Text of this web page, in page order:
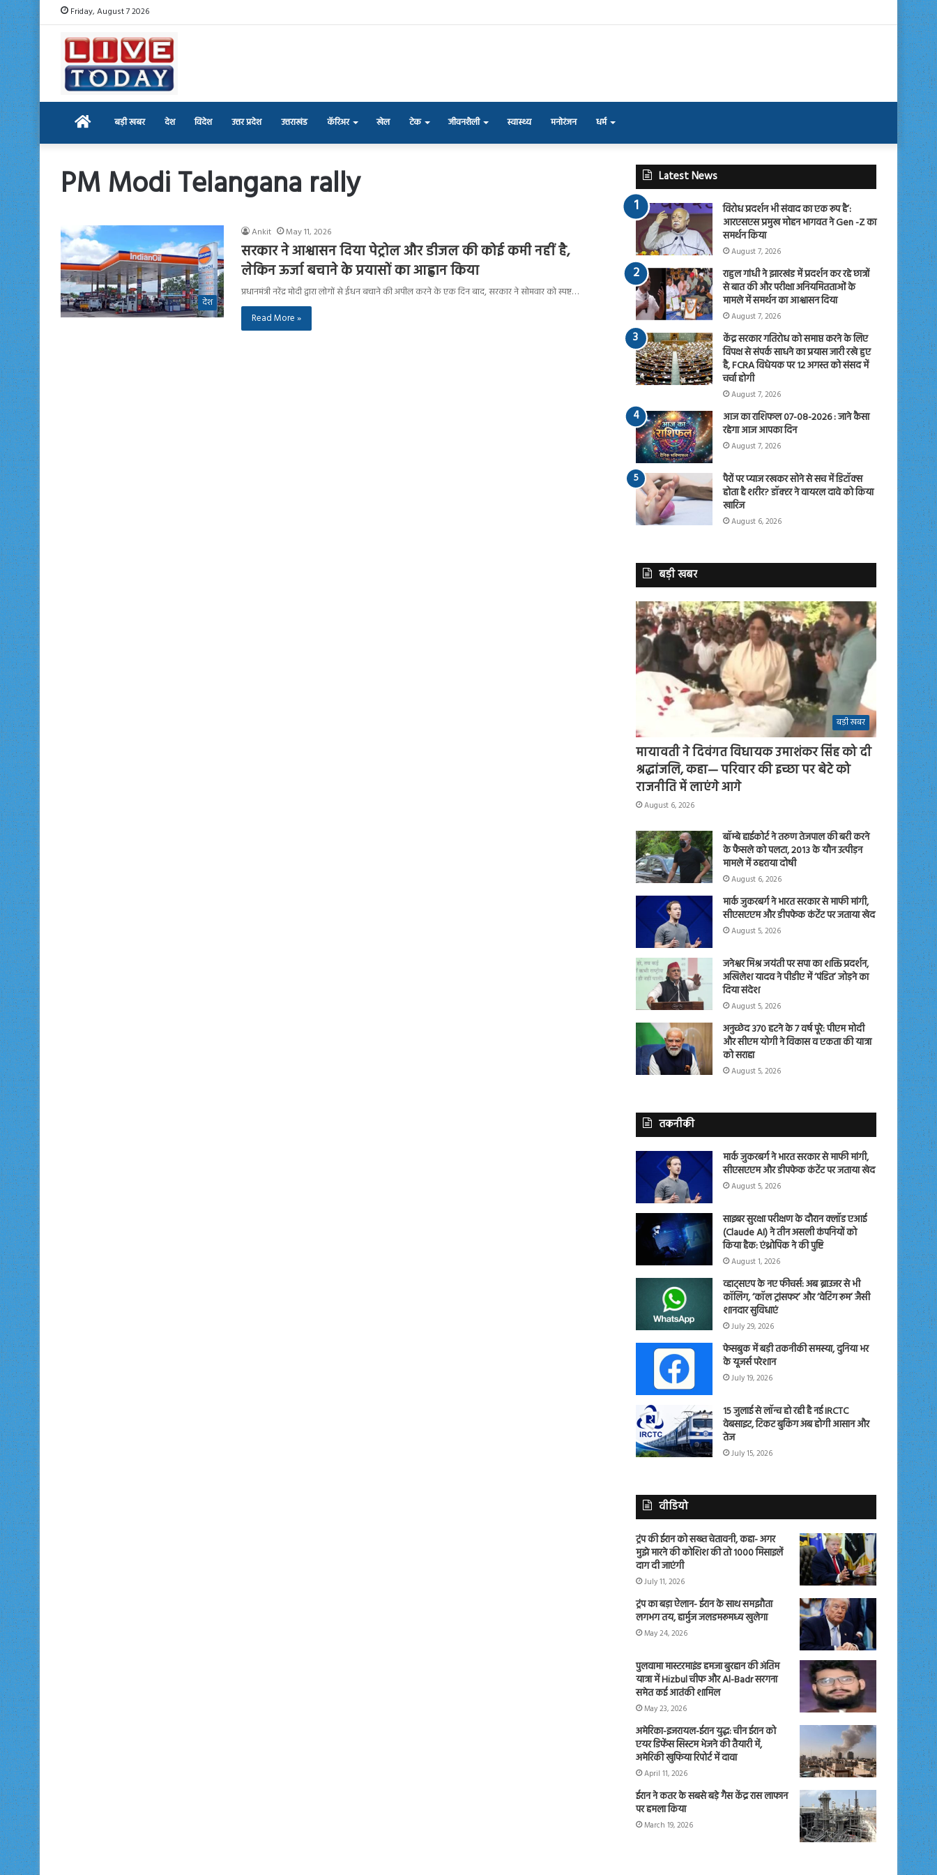
Friday, August 7 2026
Home बड़ी खबर देश विदेश उत्तर प्रदेश उत्तराखंड कॅरिअर खेल टेक जीवनशैली स्वास्थ्य मनोरंजन धर्म
PM Modi Telangana rally
देश
Ankit May 11, 2026
सरकार ने आश्वासन दिया पेट्रोल और डीजल की कोई कमी नहीं है,
लेकिन ऊर्जा बचाने के प्रयासों का आह्वान किया
प्रधानमंत्री नरेंद्र मोदी द्वारा लोगों से ईंधन बचाने की अपील करने के एक दिन बाद, सरकार ने सोमवार को स्पष्ट…
Read More »
Latest News
विरोध प्रदर्शन भी संवाद का एक रूप है’:
आरएसएस प्रमुख मोहन भागवत ने Gen -Z का
समर्थन किया
August 7, 2026
राहुल गांधी ने झारखंड में प्रदर्शन कर रहे छात्रों
से बात की और परीक्षा अनियमितताओं के
मामले में समर्थन का आश्वासन दिया
August 7, 2026
केंद्र सरकार गतिरोध को समाप्त करने के लिए
विपक्ष से संपर्क साधने का प्रयास जारी रखे हुए
है, FCRA विधेयक पर 12 अगस्त को संसद में
चर्चा होगी
August 7, 2026
आज का राशिफल 07-08-2026 : जाने कैसा
रहेगा आज आपका दिन
August 7, 2026
पैरों पर प्याज रखकर सोने से सच में डिटॉक्स
होता है शरीर? डॉक्टर ने वायरल दावे को किया
खारिज
August 6, 2026
बड़ी खबर
बड़ी खबर
मायावती ने दिवंगत विधायक उमाशंकर सिंह को दी
श्रद्धांजलि, कहा— परिवार की इच्छा पर बेटे को
राजनीति में लाएंगे आगे
August 6, 2026
बॉम्बे हाईकोर्ट ने तरुण तेजपाल की बरी करने
के फैसले को पलटा, 2013 के यौन उत्पीड़न
मामले में ठहराया दोषी
August 6, 2026
मार्क जुकरबर्ग ने भारत सरकार से माफी मांगी,
सीएसएएम और डीपफेक कंटेंट पर जताया खेद
August 5, 2026
जनेश्वर मिश्र जयंती पर सपा का शक्ति प्रदर्शन,
अखिलेश यादव ने पीडीए में ‘पंडित’ जोड़ने का
दिया संदेश
August 5, 2026
अनुच्छेद 370 हटने के 7 वर्ष पूरे: पीएम मोदी
और सीएम योगी ने विकास व एकता की यात्रा
को सराहा
August 5, 2026
तकनीकी
मार्क जुकरबर्ग ने भारत सरकार से माफी मांगी,
सीएसएएम और डीपफेक कंटेंट पर जताया खेद
August 5, 2026
साइबर सुरक्षा परीक्षण के दौरान क्लॉड एआई
(Claude AI) ने तीन असली कंपनियों को
किया हैक: एंथ्रोपिक ने की पुष्टि
August 1, 2026
व्हाट्सएप के नए फीचर्स: अब ब्राउजर से भी
कॉलिंग, ‘कॉल ट्रांसफर’ और ‘वेटिंग रूम’ जैसी
शानदार सुविधाएं
July 29, 2026
फेसबुक में बड़ी तकनीकी समस्या, दुनिया भर
के यूजर्स परेशान
July 19, 2026
15 जुलाई से लॉन्च हो रही है नई IRCTC
वेबसाइट, टिकट बुकिंग अब होगी आसान और
तेज
July 15, 2026
वीडियो
ट्रंप की ईरान को सख्त चेतावनी, कहा- अगर
मुझे मारने की कोशिश की तो 1000 मिसाइलें
दाग दी जाएंगी
July 11, 2026
ट्रंप का बड़ा ऐलान- ईरान के साथ समझौता
लगभग तय, हार्मुज जलडमरूमध्य खुलेगा
May 24, 2026
पुलवामा मास्टरमाइंड हमजा बुरहान की अंतिम
यात्रा में Hizbul चीफ और Al-Badr सरगना
समेत कई आतंकी शामिल
May 23, 2026
अमेरिका-इजरायल-ईरान युद्ध: चीन ईरान को
एयर डिफेंस सिस्टम भेजने की तैयारी में,
अमेरिकी खुफिया रिपोर्ट में दावा
April 11, 2026
ईरान ने कतर के सबसे बड़े गैस केंद्र रास लाफान
पर हमला किया
March 19, 2026